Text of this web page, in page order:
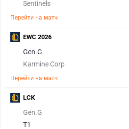
Sentinels
Перейти на матч
Gen.G
Karmine Corp
Перейти на матч
EWC 2026
Gen.G
T1
LCK